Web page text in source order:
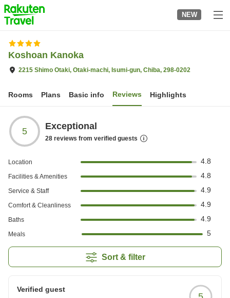
to
top
page
NEW
Koshoan Kanoka
2215 Shimo Otaki, Otaki-machi, Isumi-gun, Chiba, 298-0202
Rooms Plans Basic info Reviews Highlights
5 Exceptional
28 reviews from verified guests
Location 4.8
Facilities & Amenities 4.8
Service & Staff 4.9
Comfort & Cleanliness 4.9
Baths 4.9
Meals 5
Sort & filter
Verified guest